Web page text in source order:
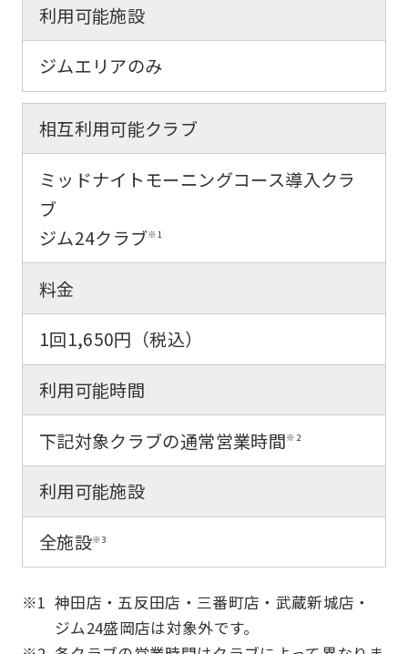
利用可能施設
ジムエリアのみ
相互利用可能クラブ
ミッドナイトモーニングコース導入クラ
ブ
ジム24クラブ※1
料金
1回1,650円（税込）
利用可能時間
下記対象クラブの通常営業時間※2
利用可能施設
全施設※3
※1 神田店・五反田店・三番町店・武蔵新城店・
ジム24盛岡店は対象外です。
you
understand
before
using